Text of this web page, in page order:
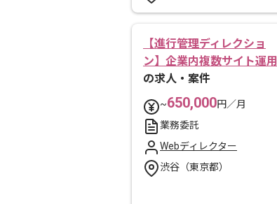
【進行管理ディレクショ
ン】企業内複数サイト運用
の求人・案件
~650,000円／月
業務委託
Webディレクター
渋谷（東京都）